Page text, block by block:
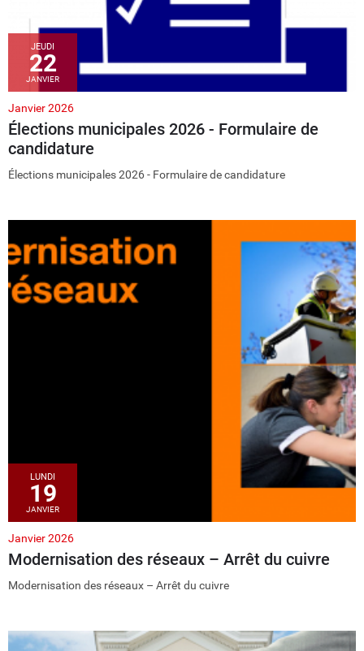
JEUDI
22
JANVIER
Janvier 2026
Élections municipales 2026 - Formulaire de
candidature
Élections municipales 2026 - Formulaire de candidature
LUNDI
19
JANVIER
Janvier 2026
Modernisation des réseaux – Arrêt du cuivre
Modernisation des réseaux – Arrêt du cuivre